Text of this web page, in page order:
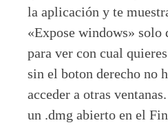
la aplicación y te
«Expose windows» solo
para ver con cual
sin el boton derecho no
acceder a otras
un .dmg abierto en el